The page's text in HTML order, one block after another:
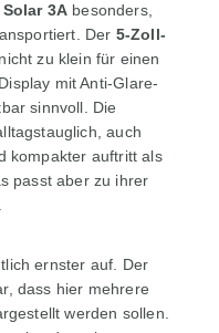
Solar 3A besonders,
Der 5-Zoll-
zu klein für einen
mit Anti-Glare-
sinnvoll. Die
auch
kompakter auftritt als
passt aber zu ihrer
ernster auf. Der
dass hier mehrere
werden sollen.